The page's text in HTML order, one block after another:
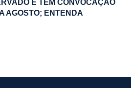
E TEM CONVOCAÇÃO
AGOSTO; ENTENDA